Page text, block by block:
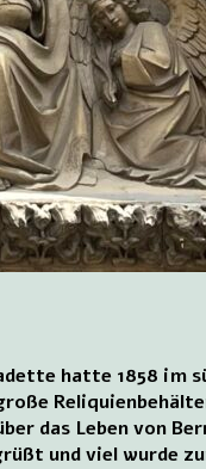
hatte 1858 im
das Leben von
und viel wurde